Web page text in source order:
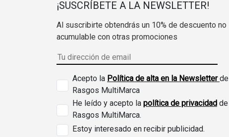
¡SUSCRÍBETE A LA NEWSLETTER!
Al suscribirte obtendrás un 10% de descuento no
acumulable con otras promociones
Acepto la Política de alta en la Newsletterde
Rasgos MultiMarca
He leído y acepto la política de privacidad de
Rasgos MultiMarca.
Estoy interesado en recibir publicidad.